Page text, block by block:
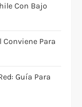
Con Bajo
Para
Guía Para